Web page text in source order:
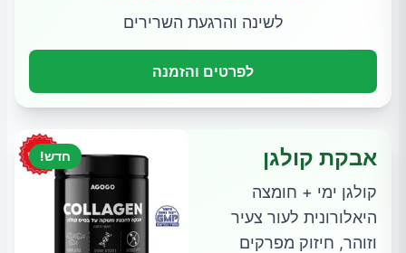
לשינה והרגעת השרירים
לפרטים והזמנה
חדש! אבקת קולגן
קולגן ימי + חומצה
היאלורונית לעור צעיר
וזוהר, חיזוק מפרקים